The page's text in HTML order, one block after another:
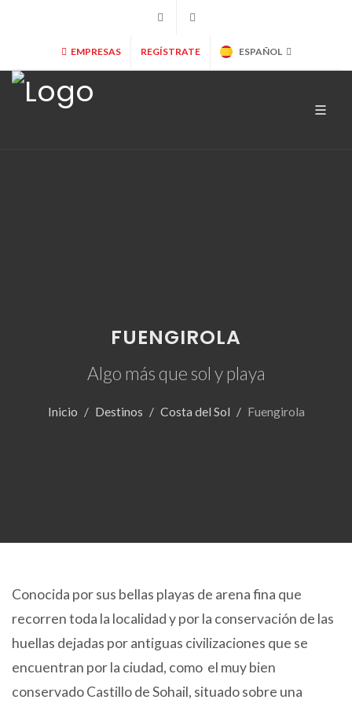
+34 902 365 000
EMPRESAS REGÍSTRATE ESPAÑOL
FUENGIROLA
Algo más que sol y playa
Inicio Destinos Costa del Sol Fuengirola
Conocida por sus bellas playas de arena fina que
recorren toda la localidad y por la conservación de las
huellas dejadas por antiguas civilizaciones que se
encuentran por la ciudad, como el muy bien
conservado Castillo de Sohail, situado sobre una